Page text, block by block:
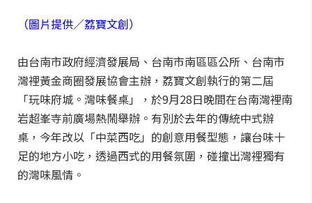
（圖片提供／荔寶文創）
由台南市政府經濟發展局、台南市南區區公所、台南市
灣裡黃金商圈發展協會主辦，荔寶文創執行的第二屆
「玩味府城。灣味餐桌」，於9月28日晚間在台南灣裡南
岩超峯寺前廣場熱鬧舉辦。有別於去年的傳統中式辦
桌，今年改以「中菜西吃」的創意用餐型態，讓台味十
足的地方小吃，透過西式的用餐氛圍，碰撞出灣裡獨有
的灣味風情。